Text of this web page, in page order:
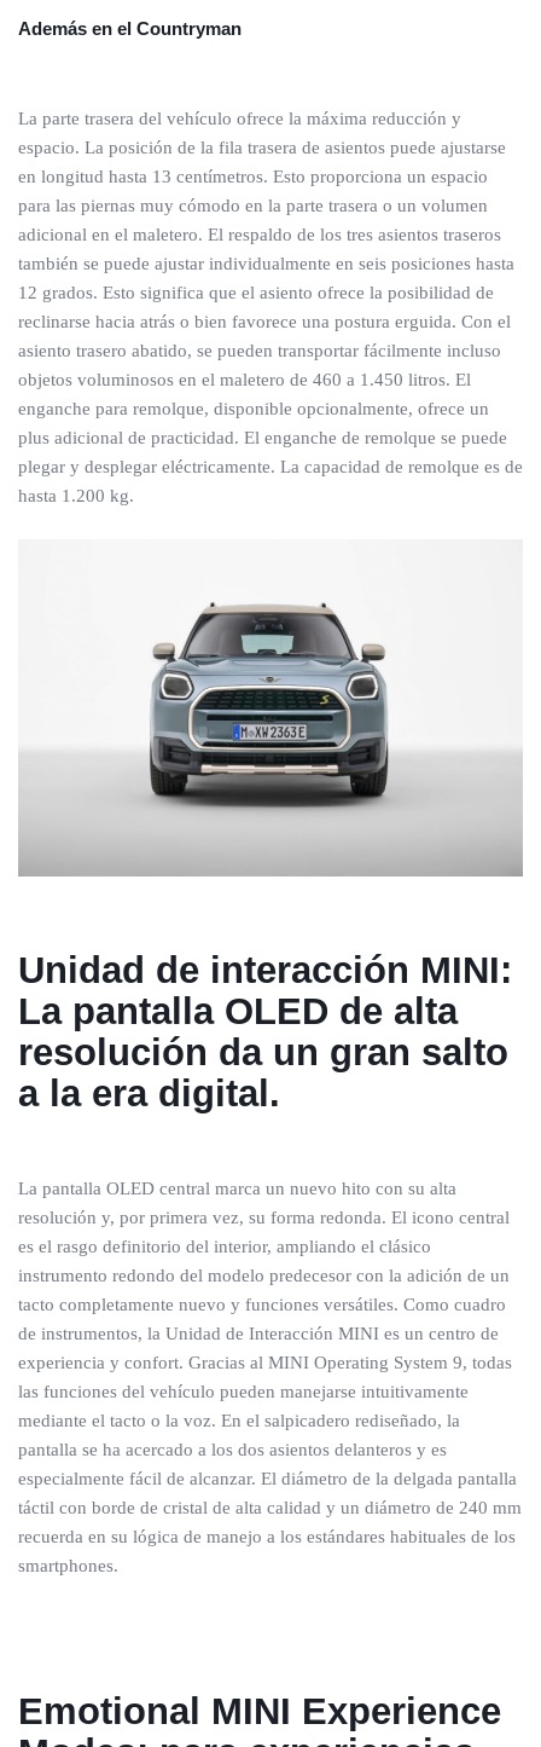
Además en el Countryman
La parte trasera del vehículo ofrece la máxima reducción y
espacio. La posición de la fila trasera de asientos puede ajustarse
en longitud hasta 13 centímetros. Esto proporciona un espacio
para las piernas muy cómodo en la parte trasera o un volumen
adicional en el maletero. El respaldo de los tres asientos traseros
también se puede ajustar individualmente en seis posiciones hasta
12 grados. Esto significa que el asiento ofrece la posibilidad de
reclinarse hacia atrás o bien favorece una postura erguida. Con el
asiento trasero abatido, se pueden transportar fácilmente incluso
objetos voluminosos en el maletero de 460 a 1.450 litros. El
enganche para remolque, disponible opcionalmente, ofrece un
plus adicional de practicidad. El enganche de remolque se puede
plegar y desplegar eléctricamente. La capacidad de remolque es de
hasta 1.200 kg.
Unidad de interacción MINI:
La pantalla OLED de alta
resolución da un gran salto
a la era digital.
La pantalla OLED central marca un nuevo hito con su alta
resolución y, por primera vez, su forma redonda. El icono central
es el rasgo definitorio del interior, ampliando el clásico
instrumento redondo del modelo predecesor con la adición de un
tacto completamente nuevo y funciones versátiles. Como cuadro
de instrumentos, la Unidad de Interacción MINI es un centro de
experiencia y confort. Gracias al MINI Operating System 9, todas
las funciones del vehículo pueden manejarse intuitivamente
mediante el tacto o la voz. En el salpicadero rediseñado, la
pantalla se ha acercado a los dos asientos delanteros y es
especialmente fácil de alcanzar. El diámetro de la delgada pantalla
táctil con borde de cristal de alta calidad y un diámetro de 240 mm
recuerda en su lógica de manejo a los estándares habituales de los
smartphones.
Emotional MINI Experience